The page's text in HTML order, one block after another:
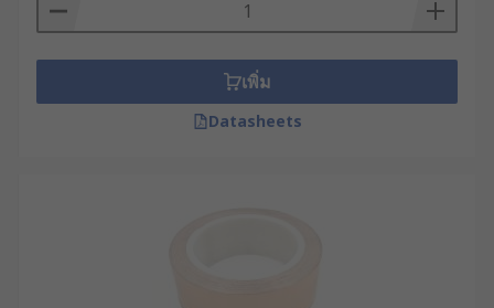
ความหนาของเทปฟอยล์ : เทปฟอยล์ที่มีความ
ระดับประสิทธิภาพในการบล็อกสัญญาณรบกวน
ให้สูงขึ้น ในขณะที่ฟอยล์ชนิดบางจะโดดเด่นเรื่อง
ความยืดหยุ่น ทำให้สามารถเข้ารูปและแนบสนิท
เพิ่ม
Datasheets